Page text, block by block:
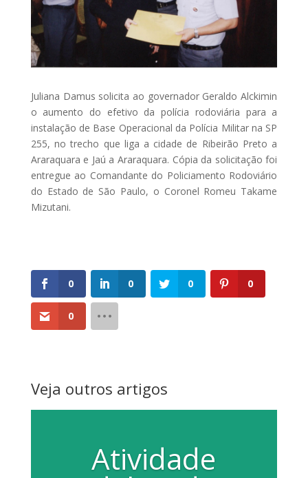
Juliana Damus solicita ao governador Geraldo Alckimin
o aumento do efetivo da polícia rodoviária para a
instalação de Base Operacional da Polícia Militar na SP
255, no trecho que liga a cidade de Ribeirão Preto a
Araraquara e Jaú a Araraquara. Cópia da solicitação foi
entregue ao Comandante do Policiamento Rodoviário
do Estado de São Paulo, o Coronel Romeu Takame
Mizutani.
0 0 0 0
0
Veja outros artigos
Atividade